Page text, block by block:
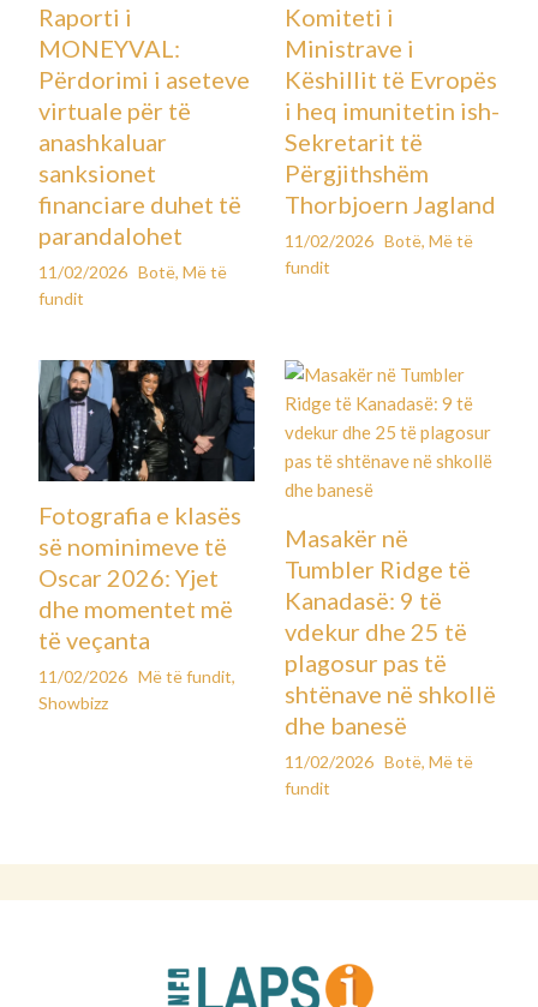
Raporti i
MONEYVAL:
Përdorimi i aseteve
virtuale për të
anashkaluar
sanksionet
financiare duhet të
parandalohet
11/02/2026 Botë,Më të
fundit
Komiteti i
Ministrave i
Këshillit të Evropës
i heq imunitetin ish-
Sekretarit të
Përgjithshëm
Thorbjoern Jagland
11/02/2026 Botë, Më të
fundit
Fotografia e klasës
së nominimeve të
Oscar 2026: Yjet
dhe momentet më
të veçanta
11/02/2026 Më të fundit,
Showbizz
Masakër në
Tumbler Ridge të
Kanadasë: 9 të
vdekur dhe 25 të
plagosur pas të
shtënave në shkollë
dhe banesë
11/02/2026 Botë, Më të
fundit